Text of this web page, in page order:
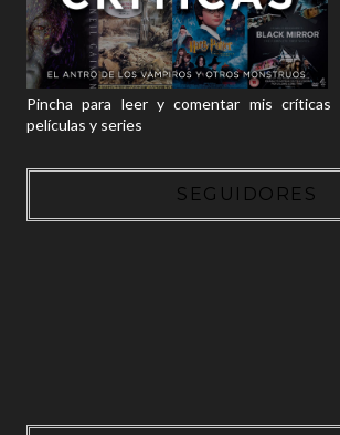
Pincha para leer y comentar mis críticas
películas y series
SEGUIDORES